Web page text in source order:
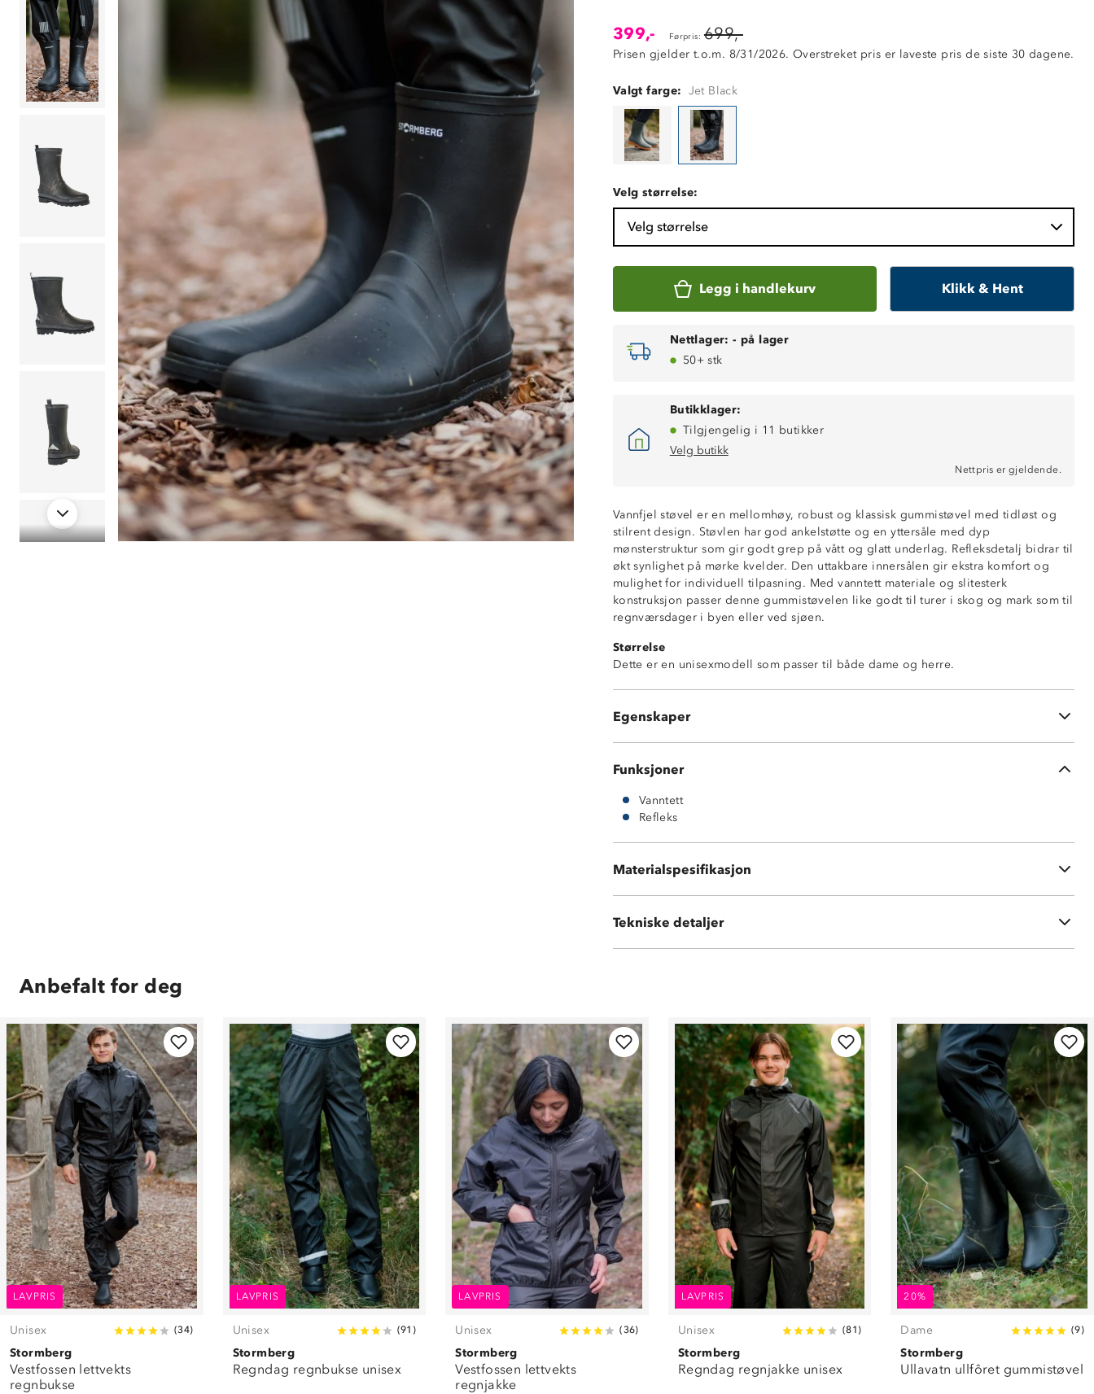
399,- Førpris: 699,-
Prisen gjelder t.o.m. 8/31/2026. Overstreket pris er laveste pris de siste 30 dagene.
Valgt farge: Jet Black
Velg størrelse:
Velg størrelse
Legg i handlekurv Klikk & Hent
Nettlager: - på lager
50+ stk
Butikklager:
Tilgjengelig i 11 butikker
Velg butikk
Nettpris er gjeldende.
Vannfjel støvel er en mellomhøy, robust og klassisk gummistøvel med tidløst og
stilrent design. Støvlen har god ankelstøtte og en yttersåle med dyp
mønsterstruktur som gir godt grep på vått og glatt underlag. Refleksdetalj bidrar til
økt synlighet på mørke kvelder. Den uttakbare innersålen gir ekstra komfort og
mulighet for individuell tilpasning. Med vanntett materiale og slitesterk
konstruksjon passer denne gummistøvelen like godt til turer i skog og mark som til
regnværsdager i byen eller ved sjøen.
Størrelse
Dette er en unisexmodell som passer til både dame og herre.
Egenskaper
Mellomhøy
Tidløs design
Refleks
Vanntett
direkte sollys eller varme.
Funksjoner
Vanntett
Refleks
Materialspesifikasjon
Yttersåle: Rubber
Tekniske detaljer
Vekt: 1,8kg i str 41
Anbefalt for deg
LAVPRIS
Unisex (34)
Stormberg
Vestfossen lettvekts
regnbukse
LAVPRIS
Unisex (91 )
Stormberg
Regndag regnbukse unisex
LAVPRIS
Unisex (36)
Stormberg
Vestfossen lettvekts
regnjakke
LAVPRIS
Unisex (81 )
Stormberg
Regndag regnjakke unisex
20%
Dame (9)
Stormberg
Ullavatn ullfôret gummistøvel